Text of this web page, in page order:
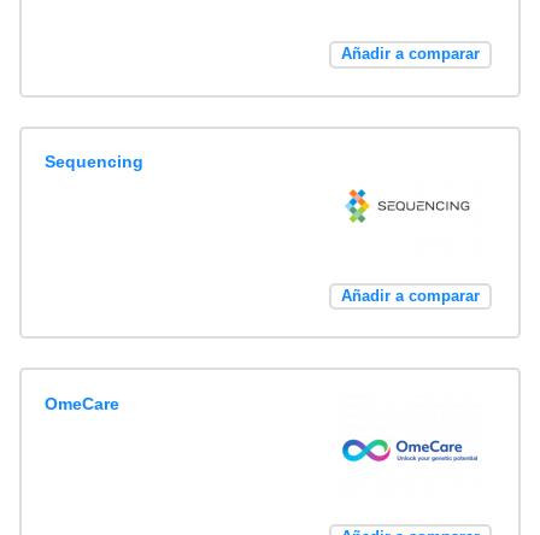
Añadir a comparar
Sequencing
Añadir a comparar
OmeCare